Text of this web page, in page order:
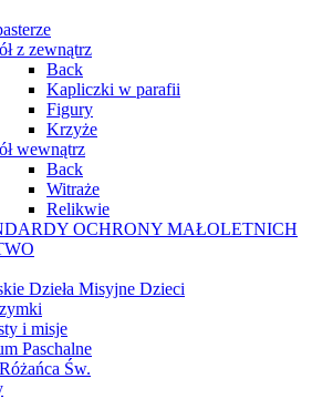
z zewnątrz
Back
Kapliczki w parafii
Figury
Krzyże
wewnątrz
Back
Witraże
Relikwie
OCHRONY MAŁOLETNICH
Dzieła Misyjne Dzieci
i misje
Paschalne
Św.